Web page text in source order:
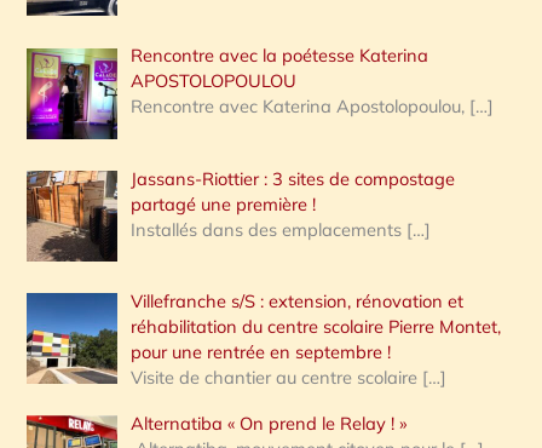
Rencontre avec la poétesse Katerina
APOSTOLOPOULOU
Rencontre avec Katerina Apostolopoulou, […]
Jassans-Riottier : 3 sites de compostage
partagé une première !
Installés dans des emplacements […]
Villefranche s/S : extension, rénovation et
réhabilitation du centre scolaire Pierre Montet,
pour une rentrée en septembre !
Visite de chantier au centre scolaire […]
Alternatiba « On prend le Relay ! »